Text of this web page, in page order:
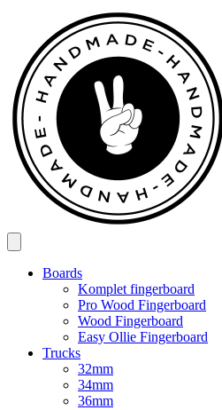
indhold
Boards
Komplet fingerboard
Pro Wood Fingerboard
Wood Fingerboard
Easy Ollie Fingerboard
Trucks
32mm
34mm
36mm